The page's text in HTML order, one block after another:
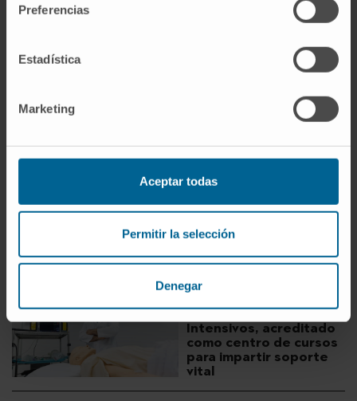
Preferencias
Estadística
Marketing
Aceptar todas
Permitir la selección
Denegar
Noticias.CUN 125
¿Quiere leer más de este
+ DESCUBRA MÁS
Anestesia y Cuidados
Intensivos, acreditado
como centro de cursos
para impartir soporte
vital